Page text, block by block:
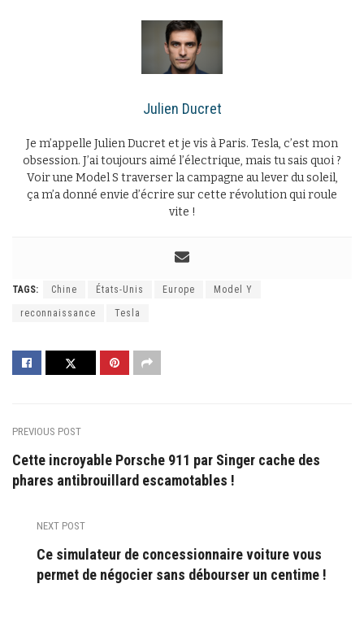
Julien Ducret
Je m’appelle Julien Ducret et je vis à Paris. Tesla, c’est mon
obsession. J’ai toujours aimé l’électrique, mais tu sais quoi ?
Voir une Model S traverser la campagne au lever du soleil,
ça m’a donné envie d’écrire sur cette révolution qui roule
vite !
TAGS: Chine États-Unis Europe Model Y
reconnaissance Tesla
PREVIOUS POST
Cette incroyable Porsche 911 par Singer cache des
phares antibrouillard escamotables !
NEXT POST
Ce simulateur de concessionnaire voiture vous
permet de négocier sans débourser un centime !